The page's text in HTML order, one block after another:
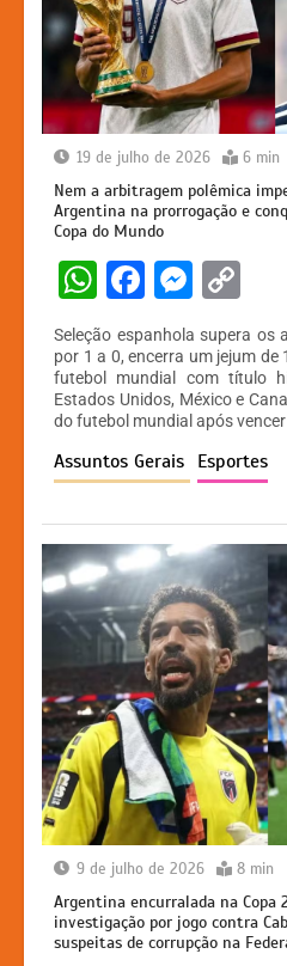
19 de julho de 2026 6 min
Nem a arbitragem polêmica
Argentina na prorrogação e
Copa do Mundo
W
h
at
s
A
p
F
a
c
e
b
o
k
M
s
s
e
n
er
p
y
Li
n
Seleção espanhola supera os
por 1 a 0, encerra um jejum
futebol mundial com título
Estados Unidos, México e
do futebol mundial após
Assuntos Gerais Esportes
9 de julho de 2026 8 min
Argentina encurralada na Copa
investigação por jogo contra
suspeitas de corrupção na